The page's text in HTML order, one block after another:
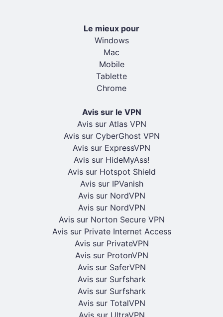
Le mieux pour
Windows
Mac
Mobile
Tablette
Chrome
Avis sur le VPN
Avis sur Atlas VPN
Avis sur CyberGhost VPN
Avis sur ExpressVPN
Avis sur HideMyAss!
Avis sur Hotspot Shield
Avis sur IPVanish
Avis sur NordVPN
Avis sur NordVPN
Avis sur Norton Secure VPN
Avis sur Private Internet Access
Avis sur PrivateVPN
Avis sur ProtonVPN
Avis sur SaferVPN
Avis sur Surfshark
Avis sur Surfshark
Avis sur TotalVPN
Avis sur UltraVPN